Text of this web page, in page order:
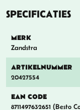
SPECIFICATIES
MERK
Zandstra
ARTIKELNUMMER
20427554
EAN CODE
8711497632651